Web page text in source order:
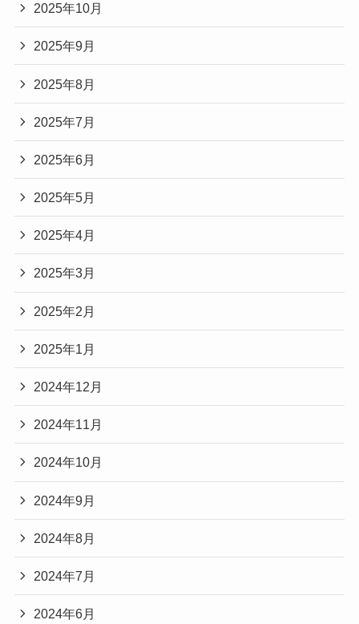
2025年10月
2025年9月
2025年8月
2025年7月
2025年6月
2025年5月
2025年4月
2025年3月
2025年2月
2025年1月
2024年12月
2024年11月
2024年10月
2024年9月
2024年8月
2024年7月
2024年6月